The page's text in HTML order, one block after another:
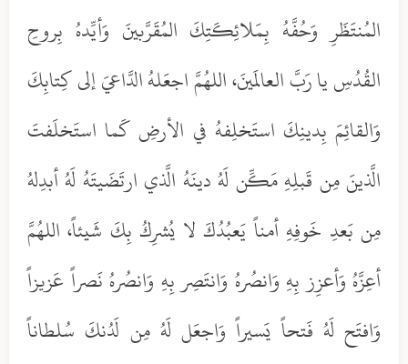
المُنتَظَرِ وَحُفَّهُ بِمَلائِكَتِكَ المُقَرَّبينَ وَأيِّدهُ بِروحِ
القُدُسِ يا رَبَّ العالَمينَ، اللهُمَّ اجعَلهُ الدَّاعيَ إلى كِتابِكَ
وَالقائِمَ بِدينِكَ استَخلِفهُ في الأرضِ كَما استَخلَفتَ
الَّذينَ مِن قَبلِهِ مَكِّن لَهُ دينَهُ الَّذي ارتَضَيتَهُ لَهُ أبدِلهُ
مِن بَعدِ خَوفِهِ أمناً يَعبُدُكَ لا يُشرِكُ بِكَ شَيئاً، اللهُمَّ
أعِزَّهُ وَأعزِز بِهِ وَانصُرهُ وَانتَصِر بِهِ وَانصُرهُ نَصراً عَزيزاً
وَافتَح لَهُ فَتحاً يَسيراً وَاجعَل لَهُ مِن لَدُنكَ سُلطاناً